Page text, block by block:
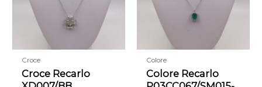
Croce
Croce Recarlo
Colore
Colore Recarlo